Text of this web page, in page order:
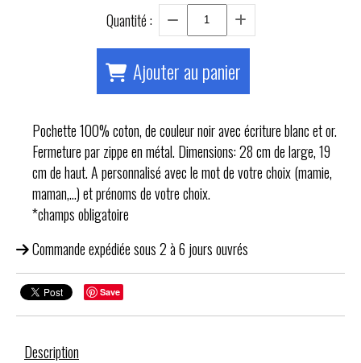
Quantité :
Ajouter au panier
Pochette 100% coton, de couleur noir avec écriture blanc et or.
Fermeture par zippe en métal. Dimensions: 28 cm de large, 19
cm de haut. A personnalisé avec le mot de votre choix (mamie,
maman,...) et prénoms de votre choix.
*champs obligatoire
Commande expédiée sous 2 à 6 jours ouvrés
Save
Description